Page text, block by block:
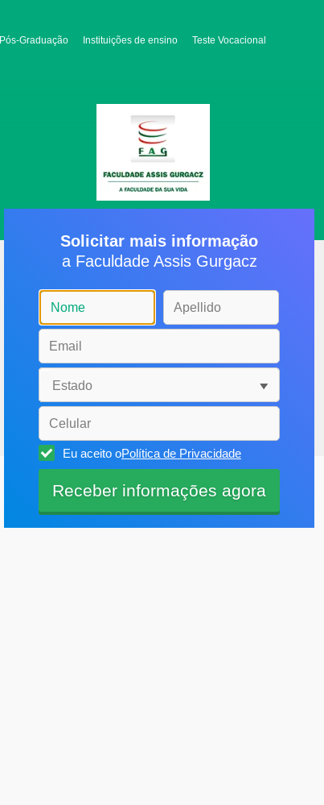
Pós-Graduação Instituições de ensino Teste Vocacional
Solicitar mais informação
a Faculdade Assis Gurgacz
Eu aceito oPolítica de Privacidade